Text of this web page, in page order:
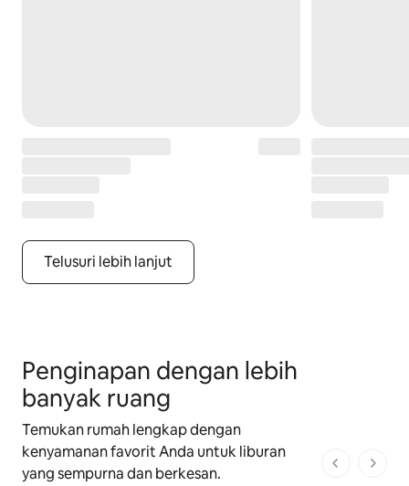
Telusuri lebih lanjut
Penginapan dengan lebih
banyak ruang
Temukan rumah lengkap dengan
kenyamanan favorit Anda untuk liburan
yang sempurna dan berkesan.
1 dari 1